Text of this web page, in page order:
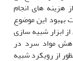
های انجام
این موضوع
ابزار شبیه سازی
مواد سرد در
از رویکرد شبیه